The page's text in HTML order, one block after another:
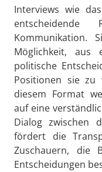
Interviews wie
Kommunikation.
Möglichkeit,
politische
Positionen sie zu
diesem Format
auf eine
Dialog zwischen
fördert die
Zuschauern, die
Entscheidungen